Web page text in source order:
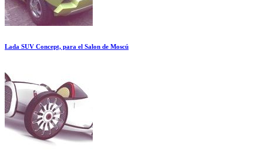
Lada SUV Concept, para el Salon de Moscú